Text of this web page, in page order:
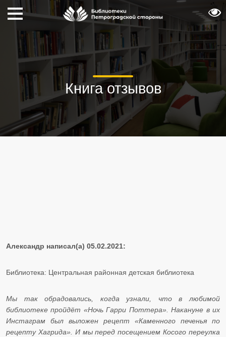
Книга отзывов
Александр написал(а) 05.02.2021:
Библиотека: Центральная районная детская библиотека
Мы так обрадовались, когда узнали, что в любимой
библиотеке пройдёт «Ночь Гарри Поттера». Накануне в их
Инстаграм был выложен рецепт «Каменного печенья по
рецепту Хагрида». И мы перед посещением Косого переулка